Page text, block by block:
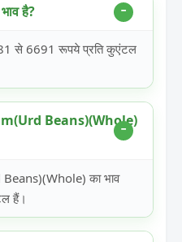
है?
से 6691 रूपये प्रति कुएंटल
Beans)(Whole)
का भाव
हैं।